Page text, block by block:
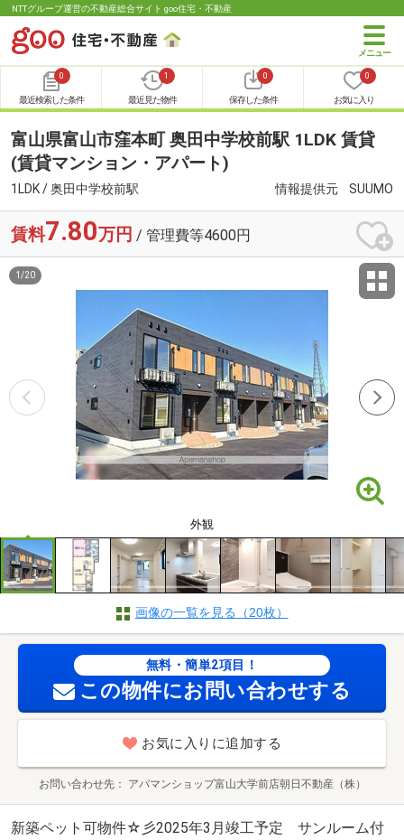
NTTグループ運営の不動産総合サイト goo住宅・不動産
0
最近検索した条件
1
最近見た物件
0
保存した条件
0
お気に入り
富山県富山市窪本町 奥田中学校前駅 1LDK 賃貸
(賃貸マンション・アパート)
1LDK / 奥田中学校前駅 情報提供元 SUUMO
賃料7.80万円 / 管理費等4600円
外観
1 /20
画像の一覧を見る（20枚）
無料・簡単2項目！
この物件にお問い合わせする
お気に入りに追加する
お問い合わせ先 アパマンショップ富山大学前店朝日不動産（株）
新築ペット可物件☆彡2025年3月竣工予定 サンルーム付